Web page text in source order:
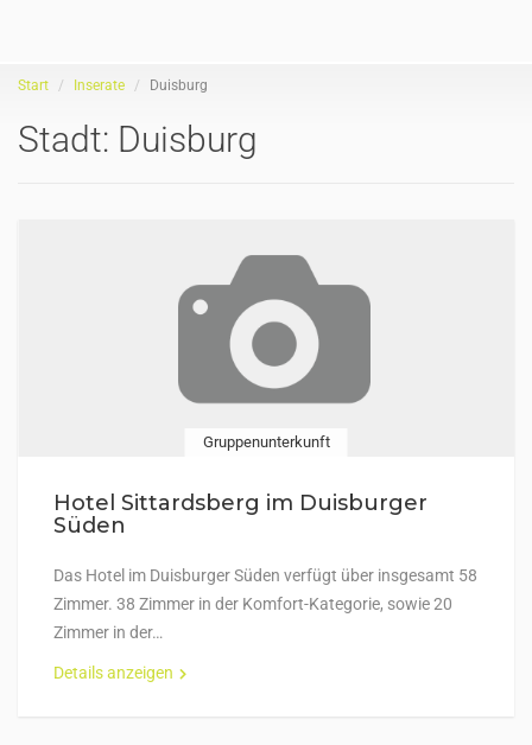
Start Inserate Duisburg
Stadt: Duisburg
Gruppenunterkunft
Hotel Sittardsberg im Duisburger
Süden
Das Hotel im Duisburger Süden verfügt über insgesamt 58
Zimmer. 38 Zimmer in der Komfort-Kategorie, sowie 20
Zimmer in der…
Details anzeigen